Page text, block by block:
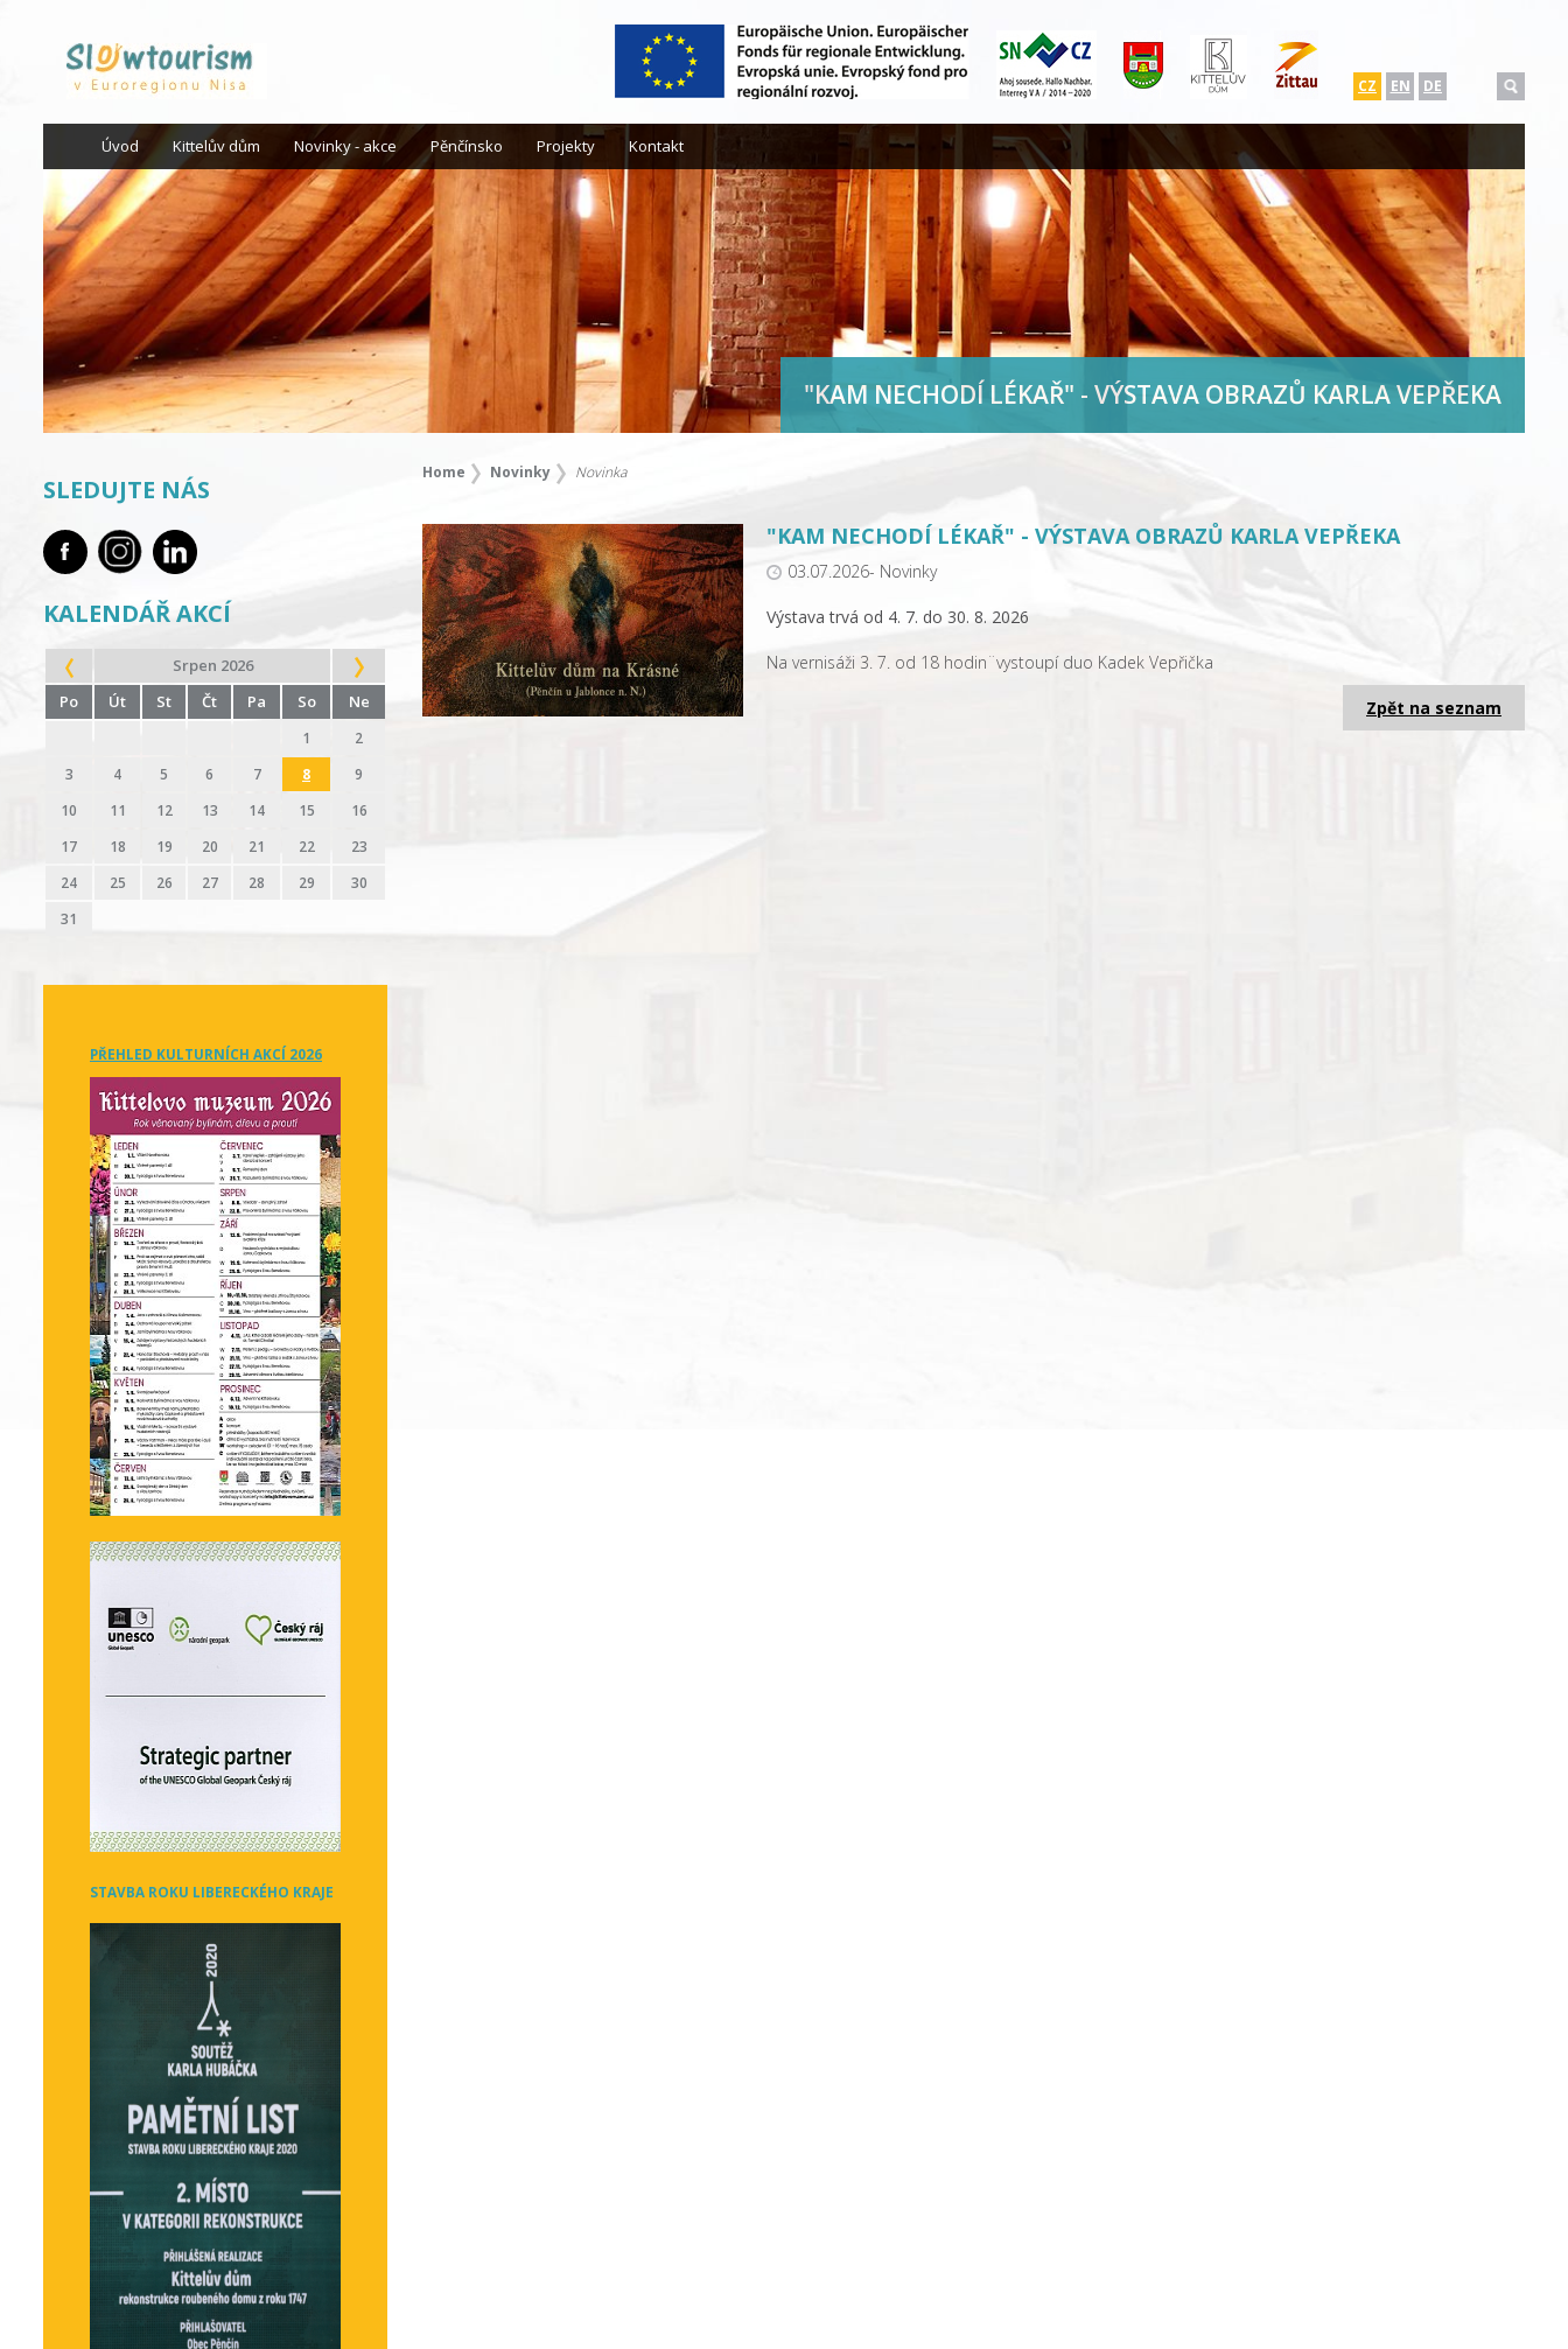
CZ EN DE
Úvod Kittelův dům Novinky - akce Pěnčínsko Projekty Kontakt
"KAM NECHODÍ LÉKAŘ" - VÝSTAVA OBRAZŮ KARLA VEPŘEKA
Home Novinky Novinka
"KAM NECHODÍ LÉKAŘ" - VÝSTAVA OBRAZŮ KARLA VEPŘEKA
03.07.2026- Novinky
Výstava trvá od 4. 7. do 30. 8. 2026
Na vernisáži 3. 7. od 18 hodin¨vystoupí duo Kadek Vepřička
Zpět na seznam
SLEDUJTE NÁS
KALENDÁŘ AKCÍ
Srpen 2026
Po
Út St Čt Pa So Ne
1
2
3
4 5 6 7 8
9
10
11 12 13 14 15
16
17
18 19 20 21 22
23
24
25 26 27 28 29
30
31
PŘEHLED KULTURNÍCH AKCÍ 2026
STAVBA ROKU LIBERECKÉHO KRAJE